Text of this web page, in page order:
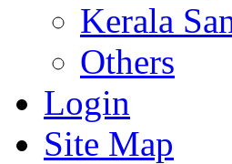
Kerala
Others
Login
Site Map